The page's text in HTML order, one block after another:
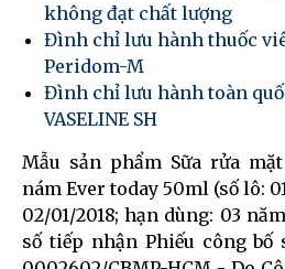
không đạt chất lượng
Đình chỉ lưu hành thuốc
Peridom-M
Đình chỉ lưu hành toàn
VASELINE SH
Mẫu sản phẩm Sữa rửa
nám Ever today 50ml (số lô:
02/01/2018; hạn dùng: 03
số tiếp nhận Phiếu công bố